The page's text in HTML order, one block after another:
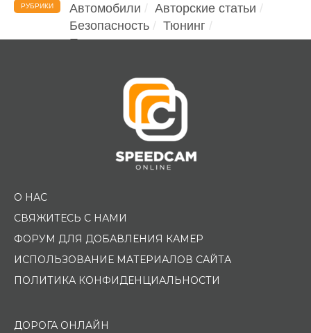
РУБРИКИ Автомобили
Авторские статьи
Безопасность
Тюнинг
Помощь водителю
О НАС
СВЯЖИТЕСЬ С НАМИ
ФОРУМ ДЛЯ ДОБАВЛЕНИЯ КАМЕР
ИСПОЛЬЗОВАНИЕ МАТЕРИАЛОВ САЙТА
ПОЛИТИКА КОНФИДЕНЦИАЛЬНОСТИ
ДОРОГА ОНЛАЙН